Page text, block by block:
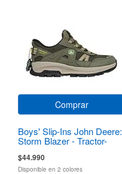
Comprar
Boys' Slip-Ins John Deere:
Storm Blazer - Tractor-
$44.990
Disponible en 2 colores